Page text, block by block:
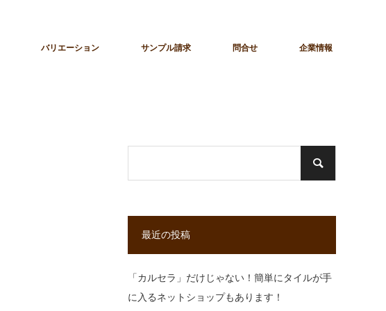
バリエーション サンプル請求 問合せ 企業情報
最近の投稿
「カルセラ」だけじゃない！簡単にタイルが手
に入るネットショップもあります！